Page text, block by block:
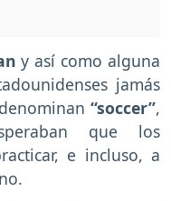
y así como alguna
jamás
“soccer”,
que los
e incluso, a